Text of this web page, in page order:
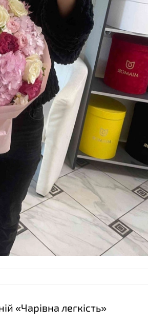
«Чарівна легкість»